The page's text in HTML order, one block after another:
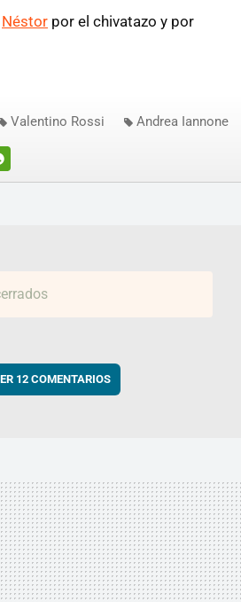
Néstor por el chivatazo y por
Valentino Rossi Andrea Iannone
12 COMENTARIOS